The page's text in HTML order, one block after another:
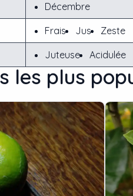
Décembre
Frais Jus Zeste
Juteuse Acidulée
s les plus